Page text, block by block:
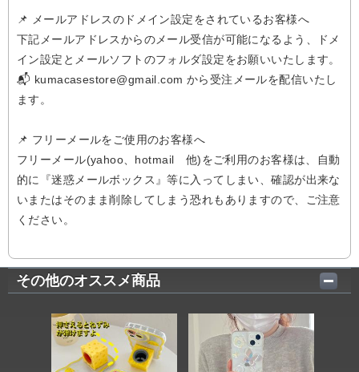
📌 メールアドレスのドメイン設定をされているお客様へ
下記メールアドレスからのメール受信が可能になるよう、ドメ
イン設定とメールソフトのフォルダ設定をお願いいたします。
📬 kumacasestore@gmail.com から受注メールを配信いたし
ます。
📌 フリーメールをご使用のお客様へ
フリーメール(yahoo、hotmail 他)をご利用のお客様は、自動
的に『迷惑メールボックス』等に入ってしまい、確認が出来な
いまたはそのまま削除してしまう恐れもありますので、ご注意
ください。
その他のオススメ商品